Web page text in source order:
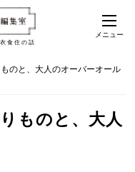
食住の話
メニュー
のと、大人のオーバーオール
ものと、大人